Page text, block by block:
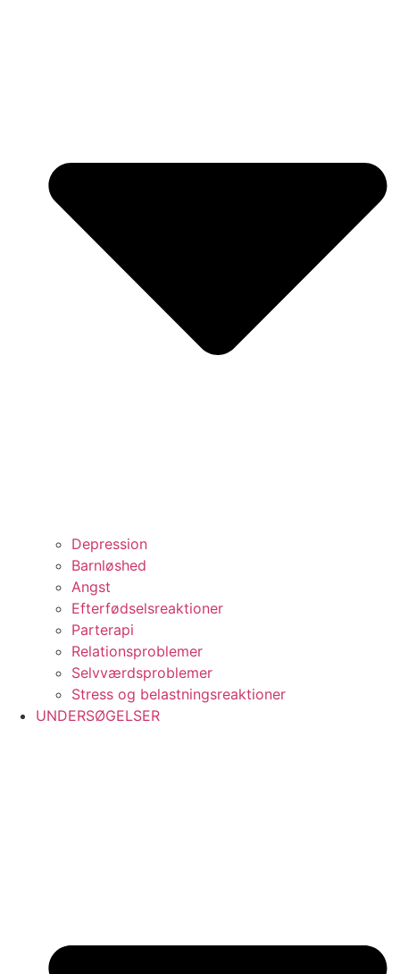
Depression
Barnløshed
Angst
Efterfødselsreaktioner
Parterapi
Relationsproblemer
Selvværdsproblemer
Stress og belastningsreaktioner
UNDERSØGELSER